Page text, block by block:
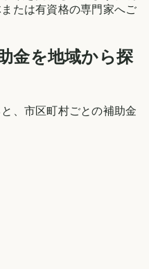
たは有資格の専門家へご
金を地域から探
、市区町村ごとの補助金